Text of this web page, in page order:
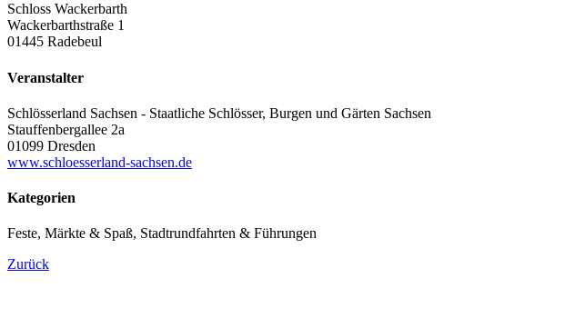
Schloss Wackerbarth
Wackerbarthstraße 1
01445 Radebeul
Veranstalter
Schlösserland Sachsen - Staatliche Schlösser, Burgen und Gärten Sachsen
Stauffenbergallee 2a
01099 Dresden
www.schloesserland-sachsen.de
Kategorien
Feste, Märkte & Spaß, Stadtrundfahrten & Führungen
Zurück